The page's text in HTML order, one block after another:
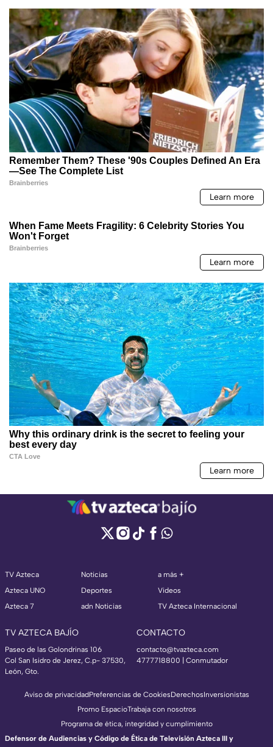
TV Azteca
Azteca UNO
Azteca 7
Noticias
Deportes
adn Noticias
a más +
Videos
TV Azteca Internacional
TV AZTECA BAJÍO
Paseo de las Golondrinas 106
Col San Isidro de Jerez, C.p- 37530,
León, Gto.
CONTACTO
contacto@tvazteca.com
4777718800 | Conmutador
Aviso de privacidadPreferencias de CookiesDerechosInversionistas
Promo EspacioTrabaja con nosotros
Programa de ética, integridad y cumplimiento
Defensor de Audiencias y Código de Ética de Televisión Azteca III y